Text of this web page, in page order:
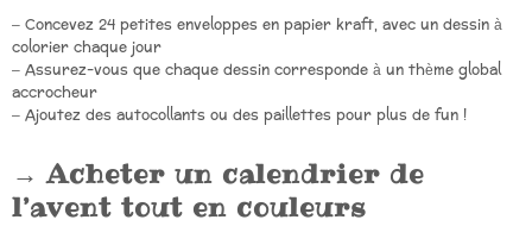
– Concevez 24 petites enveloppes en papier kraft, avec un dessin à
colorier chaque jour
– Assurez-vous que chaque dessin corresponde à un thème global
accrocheur
– Ajoutez des autocollants ou des paillettes pour plus de fun !
Acheter un calendrier de
l’avent tout en couleurs